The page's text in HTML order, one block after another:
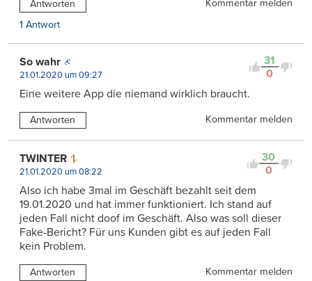
Antworten
Kommentar melden
1 Antwort
31
0
So wahr
21.01.2020 um 09:27
Eine weitere App die niemand wirklich braucht.
Antworten Kommentar melden
30
0
TWINTER
21.01.2020 um 08:22
Also ich habe 3mal im Geschäft bezahlt seit dem
19.01.2020 und hat immer funktioniert. Ich stand auf
jeden Fall nicht doof im Geschäft. Also was soll dieser
Fake-Bericht? Für uns Kunden gibt es auf jeden Fall
kein Problem.
Antworten
Kommentar melden